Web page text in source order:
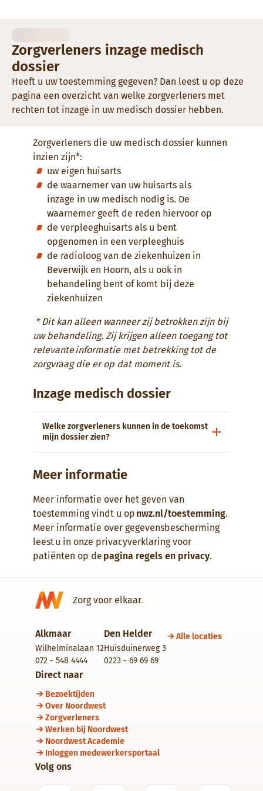
Zorgverleners inzage medisch
dossier
Heeft u uw toestemming gegeven? Dan leest u op deze
pagina een overzicht van welke zorgverleners met
rechten tot inzage in uw medisch dossier hebben.
Zorgverleners die uw medisch dossier kunnen
inzien zijn*:
uw eigen huisarts
de waarnemer van uw huisarts als
inzage in uw medisch nodig is. De
waarnemer geeft de reden hiervoor op
de verpleeghuisarts als u bent
opgenomen in een verpleeghuis
de radioloog van de ziekenhuizen in
Beverwijk en Hoorn, als u ook in
behandeling bent of komt bij deze
ziekenhuizen
* Dit kan alleen wanneer zij betrokken zijn bij
uw behandeling. Zij krijgen alleen toegang tot
relevante informatie met betrekking tot de
zorgvraag die er op dat moment is.
Inzage medisch dossier
Welke zorgverleners kunnen in de toekomst
mijn dossier zien?
Meer informatie
Meer informatie over het geven van
toestemming vindt u op nwz.nl/toestemming.
Meer informatie over gegevensbescherming
leest u in onze privacyverklaring voor
patiënten op de pagina regels en privacy.
Zorg voor elkaar.
Alkmaar
Wilhelminalaan 12
072 - 548 4444
Den Helder
Huisduinerweg 3
0223 - 69 69 69
Alle locaties
Direct naar
Bezoektijden
Over Noordwest
Zorgverleners
Werken bij Noordwest
Noordwest Academie
Inloggen medewerkersportaal
Volg ons